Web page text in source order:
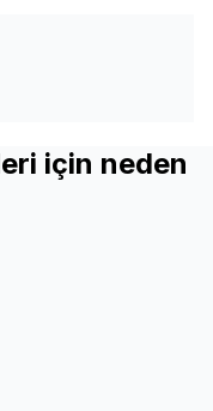
için neden